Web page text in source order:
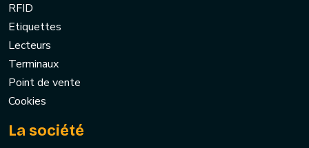
RFID
Etiquettes
Lecteurs
Terminaux
Point de vente
Cookies
La société